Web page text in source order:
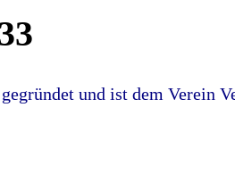
und ist dem Verein